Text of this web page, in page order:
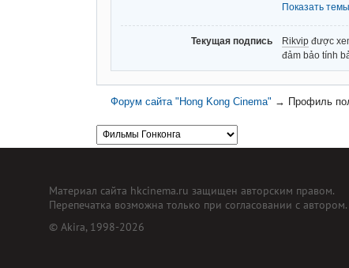
Показать темы
Текущая подпись Rikvip được
đảm bảo tính
Форум сайта "Hong Kong Cinema" → Профиль
Материал сайта hkcinema.ru защищен авторским правом.
Перепечатка возможна только при согласовании с автором.
© Akira, 1998-2026